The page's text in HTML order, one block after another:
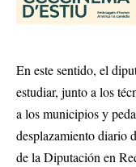
En este sentido, el
estudiar, junto a los
a los municipios y
desplazamiento diario
de la Diputación en